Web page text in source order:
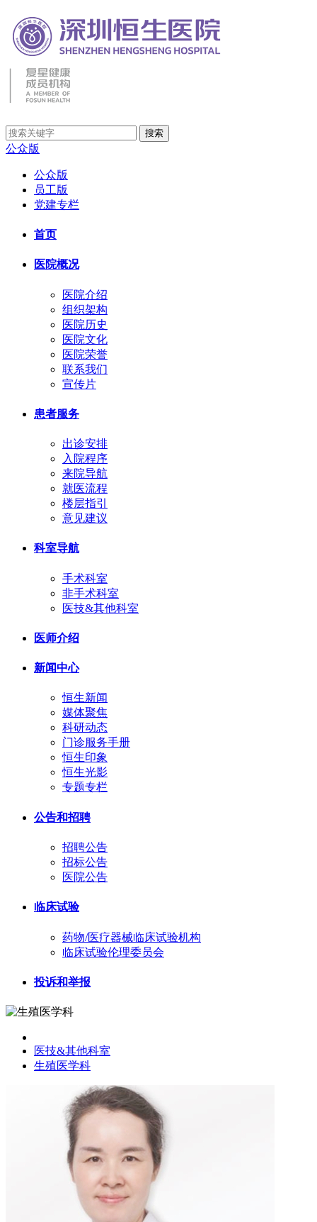
公众版
公众版
员工版
党建专栏
首页
医院概况
医院介绍
组织架构
医院历史
医院文化
医院荣誉
联系我们
宣传片
患者服务
出诊安排
入院程序
来院导航
就医流程
楼层指引
意见建议
科室导航
手术科室
非手术科室
医技&其他科室
医师介绍
新闻中心
恒生新闻
媒体聚焦
科研动态
门诊服务手册
恒生印象
恒生光影
专题专栏
公告和招聘
招聘公告
招标公告
医院公告
临床试验
药物/医疗器械临床试验机构
临床试验伦理委员会
投诉和举报
医技&其他科室
生殖医学科